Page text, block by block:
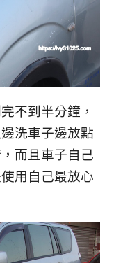
不到半分鐘，
洗車子邊放點
而且車子自己
用自己最放心